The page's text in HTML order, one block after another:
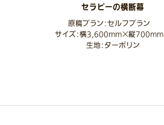
セラピーの横断幕
原稿プラン：セルフプラン
サイズ：横3,600mm×縦700mm
生地：ターポリン